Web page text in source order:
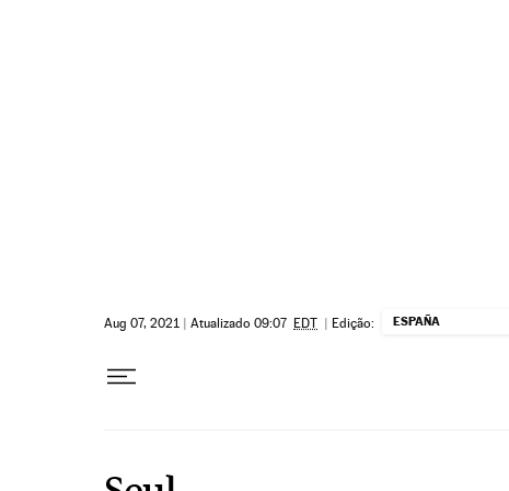
Aug 07, 2021 | Atualizado 09:07 EDT | Edição: ESPAÑA